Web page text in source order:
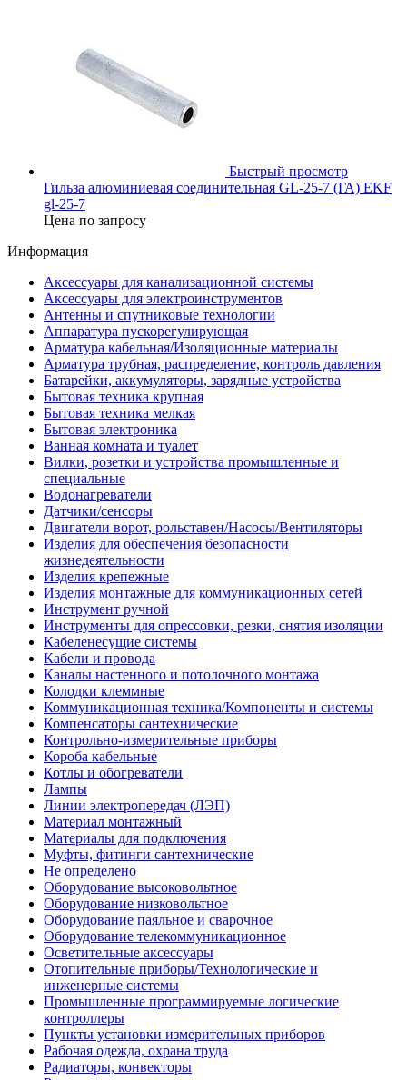
Быстрый просмотр
Гильза алюминиевая соединительная GL-25-7 (ГА) EKF
gl-25-7
Цена по запросу
Информация
Аксессуары для канализационной системы
Аксессуары для электроинструментов
Антенны и спутниковые технологии
Аппаратура пускорегулирующая
Арматура кабельная/Изоляционные материалы
Арматура трубная, распределение, контроль давления
Батарейки, аккумуляторы, зарядные устройства
Бытовая техника крупная
Бытовая техника мелкая
Бытовая электроника
Ванная комната и туалет
Вилки, розетки и устройства промышленные и
специальные
Водонагреватели
Датчики/сенсоры
Двигатели ворот, рольставен/Насосы/Вентиляторы
Изделия для обеспечения безопасности
жизнедеятельности
Изделия крепежные
Изделия монтажные для коммуникационных сетей
Инструмент ручной
Инструменты для опрессовки, резки, снятия изоляции
Кабеленесущие системы
Кабели и провода
Каналы настенного и потолочного монтажа
Колодки клеммные
Коммуникационная техника/Компоненты и системы
Компенсаторы сантехнические
Контрольно-измерительные приборы
Короба кабельные
Котлы и обогреватели
Лампы
Линии электропередач (ЛЭП)
Материал монтажный
Материалы для подключения
Муфты, фитинги сантехнические
Не определено
Оборудование высоковольтное
Оборудование низковольтное
Оборудование паяльное и сварочное
Оборудование телекоммуникационное
Осветительные аксессуары
Отопительные приборы/Технологические и
инженерные системы
Промышленные программируемые логические
контроллеры
Пункты установки измерительных приборов
Рабочая одежда, охрана труда
Радиаторы, конвекторы